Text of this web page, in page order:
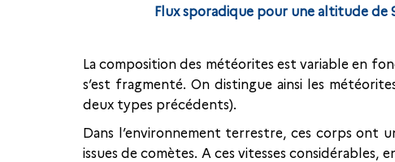
Flux sporadique pour une altitude de
La composition des météorites est variable en
s’est fragmenté. On distingue ainsi les
deux types précédents).
Dans l’environnement terrestre, ces corps ont
issues de comètes. A ces vitesses